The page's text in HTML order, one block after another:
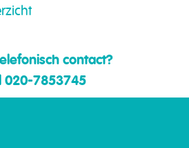
contact?
020-7853745